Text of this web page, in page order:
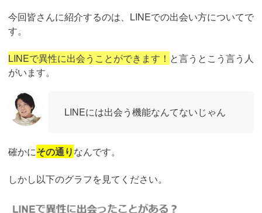
今回皆さんに紹介するのは、LINEでの出会い方についてで
す。
LINEで異性に出会うことができます！ と言うとこう言う人
がいます。
LINEには出会う機能なんてないじゃん
確かにその通りなんです。
しかし以下のグラフを見てください。